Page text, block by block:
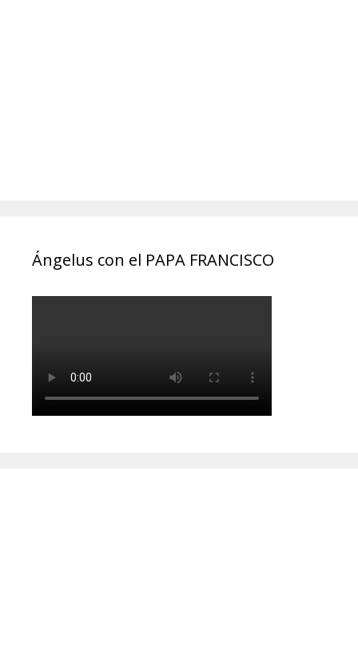
Ángelus con el PAPA FRANCISCO